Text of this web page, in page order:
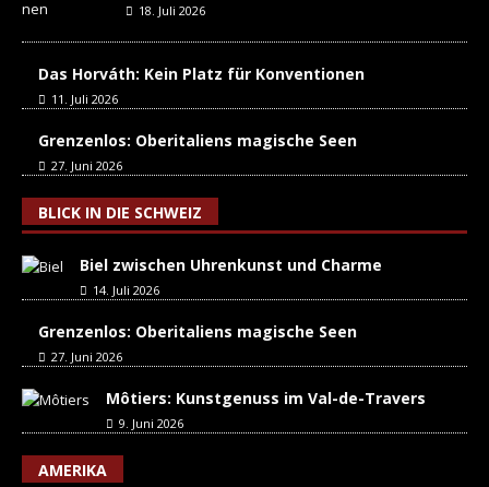
18. Juli 2026
Das Horváth: Kein Platz für Konventionen
11. Juli 2026
Grenzenlos: Oberitaliens magische Seen
27. Juni 2026
BLICK IN DIE SCHWEIZ
Biel zwischen Uhrenkunst und Charme
14. Juli 2026
Grenzenlos: Oberitaliens magische Seen
27. Juni 2026
Môtiers: Kunstgenuss im Val-de-Travers
9. Juni 2026
AMERIKA